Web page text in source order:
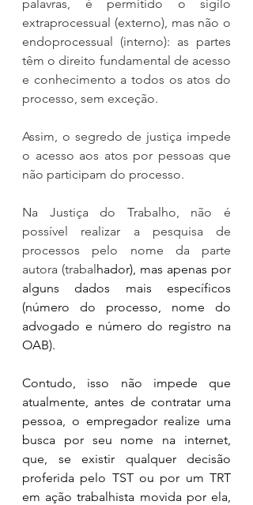
palavras, é permitido o sigilo
extraprocessual (externo), mas não o
endoprocessual (interno): as partes
têm o direito fundamental de acesso
e conhecimento a todos os atos do
processo, sem exceção.
Assim, o segredo de justiça impede
o acesso aos atos por pessoas que
não participam do processo.
Na Justiça do Trabalho, não é
possível realizar a pesquisa de
processos pelo nome da parte
autora (trabalhador), mas apenas por
alguns dados mais específicos
(número do processo, nome do
advogado e número do registro na
OAB).
Contudo, isso não impede que
atualmente, antes de contratar uma
pessoa, o empregador realize uma
busca por seu nome na internet,
que, se existir qualquer decisão
proferida pelo TST ou por um TRT
em ação trabalhista movida por ela,